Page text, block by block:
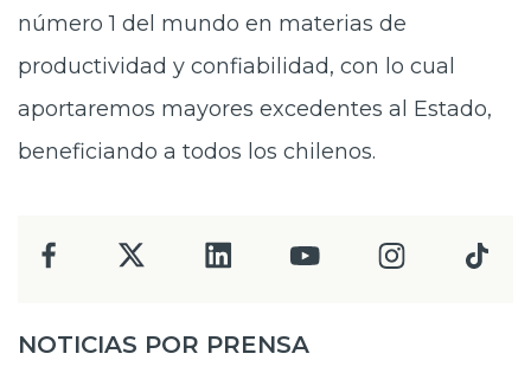
número 1 del mundo en materias de
productividad y confiabilidad, con lo cual
aportaremos mayores excedentes al Estado,
beneficiando a todos los chilenos.
NOTICIAS POR PRENSA